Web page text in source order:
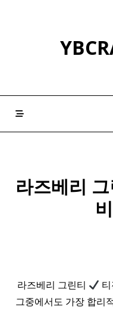
라즈베리
라즈베리 그린티
그중에서도 가장 합리